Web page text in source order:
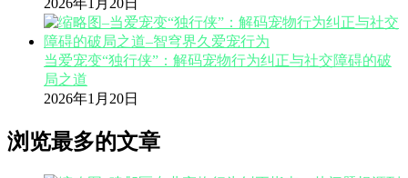
2026年1月20日
当爱宠变“独行侠”：解码宠物行为纠正与社交障碍的破
局之道
2026年1月20日
浏览最多的文章